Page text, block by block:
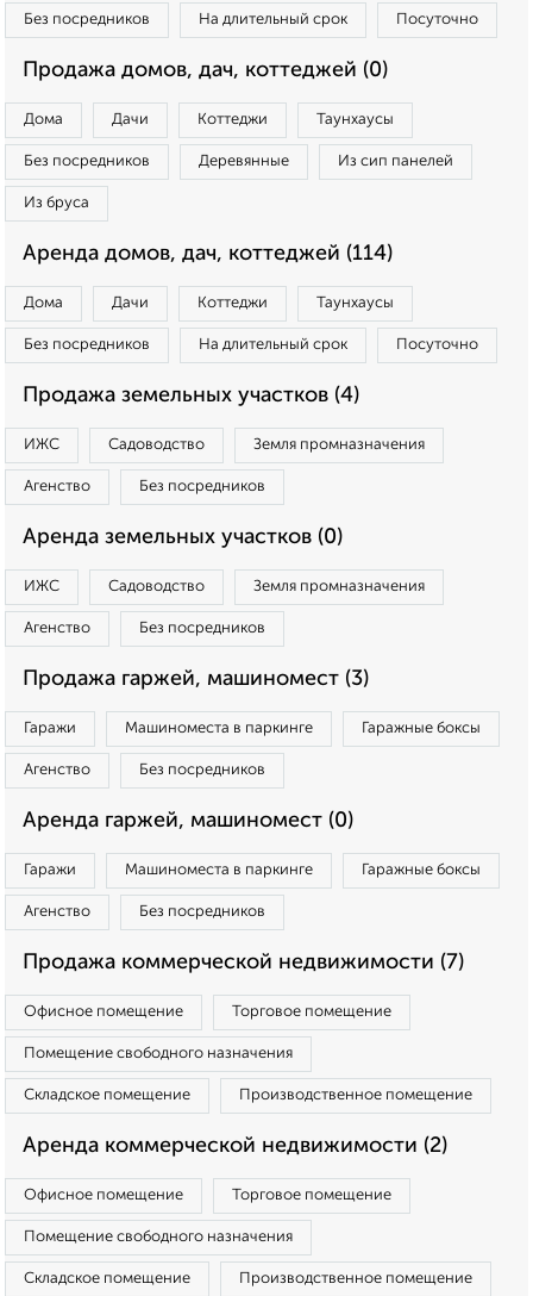
Без посредников На длительный срок Посуточно
Продажа домов, дач, коттеджей (0)
Дома Дачи Коттеджи Таунхаусы
Без посредников Деревянные Из сип панелей
Из бруса
Аренда домов, дач, коттеджей (114)
Дома Дачи Коттеджи Таунхаусы
Без посредников На длительный срок Посуточно
Продажа земельных участков (4)
ИЖС Садоводство Земля промназначения
Агенство Без посредников
Аренда земельных участков (0)
ИЖС Садоводство Земля промназначения
Агенство Без посредников
Продажа гаржей, машиномест (3)
Гаражи Машиноместа в паркинге Гаражные боксы
Агенство Без посредников
Аренда гаржей, машиномест (0)
Гаражи Машиноместа в паркинге Гаражные боксы
Агенство Без посредников
Продажа коммерческой недвижимости (7)
Офисное помещение Торговое помещение
Помещение свободного назначения
Складское помещение Производственное помещение
Аренда коммерческой недвижимости (2)
Офисное помещение Торговое помещение
Помещение свободного назначения
Складское помещение Производственное помещение